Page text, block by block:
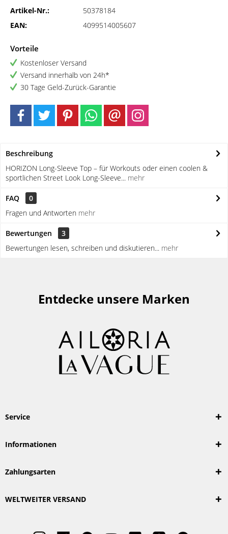
Artikel-Nr.:
50378184
EAN:
4099514005607
Vorteile
Kostenloser Versand
Versand innerhalb von 24h*
30 Tage Geld-Zurück-Garantie
Beschreibung
HORIZON Long-Sleeve Top – für Workouts oder einen coolen &
sportlichen Street Look Long-Sleeve... mehr
FAQ
0
Fragen und Antworten mehr
Bewertungen
3
Bewertungen lesen, schreiben und diskutieren... mehr
Entdecke unsere Marken
Service
Informationen
Zahlungsarten
WELTWEITER VERSAND